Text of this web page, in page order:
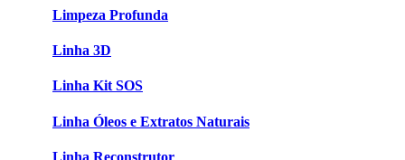
Limpeza Profunda
Linha 3D
Linha Kit SOS
Linha Óleos e Extratos Naturais
Linha Reconstrutor